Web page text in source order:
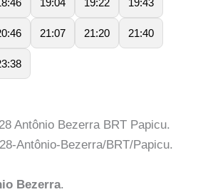
19:04 19:22 19:43
21:07 21:20 21:40
Antônio Bezerra BRT Papicu.
Antônio-Bezerra/BRT/Papicu.
Bezerra.